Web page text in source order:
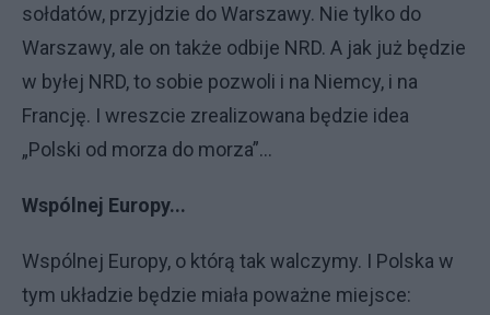
sołdatów, przyjdzie do Warszawy. Nie tylko do
Warszawy, ale on także odbije NRD. A jak już będzie
w byłej NRD, to sobie pozwoli i na Niemcy, i na
Francję. I wreszcie zrealizowana będzie idea
„Polski od morza do morza”...
Wspólnej Europy...
Wspólnej Europy, o którą tak walczymy. I Polska w
tym układzie będzie miała poważne miejsce: